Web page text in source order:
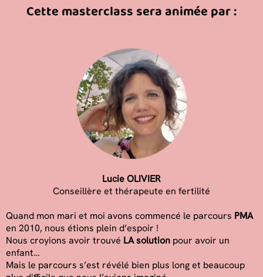
Cette masterclass sera animée par :
Lucie OLIVIER
Conseillère et thérapeute en fertilité
Quand mon mari et moi avons commencé le parcours PMA
en 2010, nous étions plein d’espoir !
Nous croyions avoir trouvé LA solution pour avoir un
enfant…
Mais le parcours s’est révélé bien plus long et beaucoup